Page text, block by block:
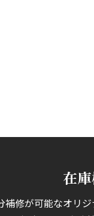
在
補修が可能なオリ